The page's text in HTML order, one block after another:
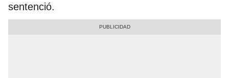
sentenció.